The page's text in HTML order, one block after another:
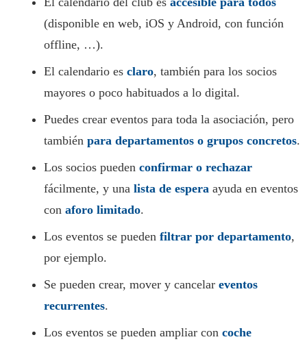
(disponible en web, iOS y Android, con función
offline, …).
El calendario es claro, también para los socios
mayores o poco habituados a lo digital.
Puedes crear eventos para toda la asociación, pero
también para departamentos o grupos concretos.
Los socios pueden confirmar o rechazar
fácilmente, y una lista de espera ayuda en eventos
con aforo limitado.
Los eventos se pueden filtrar por departamento,
por ejemplo.
Se pueden crear, mover y cancelar eventos
recurrentes.
Los eventos se pueden ampliar con coche